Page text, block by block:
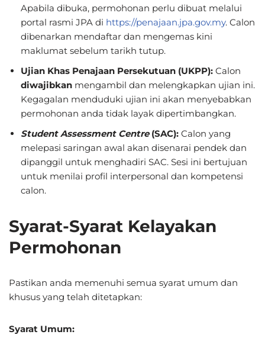
Apabila dibuka, permohonan perlu dibuat melalui
portal rasmi JPA di https://penajaan.jpa.gov.my. Calon
dibenarkan mendaftar dan mengemas kini
maklumat sebelum tarikh tutup.
Ujian Khas Penajaan Persekutuan (UKPP): Calon
diwajibkan mengambil dan melengkapkan ujian ini.
Kegagalan menduduki ujian ini akan menyebabkan
permohonan anda tidak layak dipertimbangkan.
Student Assessment Centre(SAC): Calon yang
melepasi saringan awal akan disenarai pendek dan
dipanggil untuk menghadiri SAC. Sesi ini bertujuan
untuk menilai profil interpersonal dan kompetensi
calon.
Syarat-Syarat Kelayakan
Permohonan
Pastikan anda memenuhi semua syarat umum dan
khusus yang telah ditetapkan:
Syarat Umum: